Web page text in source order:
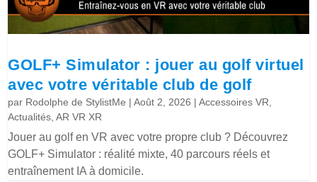
GOLF+ Simulator : jouer au golf virtuel
avec votre véritable club de golf
par Rodolphe de StylistMe |Août 2, 2026 |Accessoires VR
Actualités ,AR VR XR
Jouer au golf en VR avec votre propre club ? Découvrez
GOLF+ Simulator : réalité mixte, 40 parcours réels et
entraînement IA à domicile.